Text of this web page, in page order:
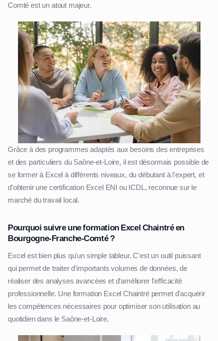
Comté est un atout majeur.
Grâce à des programmes adaptés aux besoins des entreprises
et des particuliers du Saône-et-Loire, il est désormais possible de
se former à Excel à différents niveaux, du débutant à l'expert, et
d'obtenir une certification Excel ENI ou ICDL, reconnue sur le
marché du travail local.
Pourquoi suivre une formation Excel Chaintré en
Bourgogne-Franche-Comté ?
Excel est bien plus qu'un simple tableur. C'est un outil puissant
qui permet de traiter d'importants volumes de données, de
réaliser des analyses avancées et d'améliorer l'efficacité
professionnelle. Une formation Excel Chaintré permet d'acquérir
les compétences nécessaires pour optimiser son utilisation au
quotidien dans le Saône-et-Loire.